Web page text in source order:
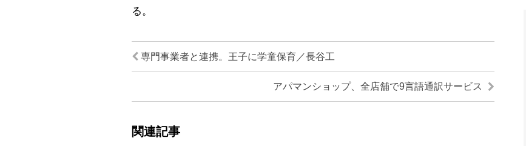
る。
専門事業者と連携。王子に学童保育／長谷工
アパマンショップ、全店舗で9言語通訳サービス
関連記事